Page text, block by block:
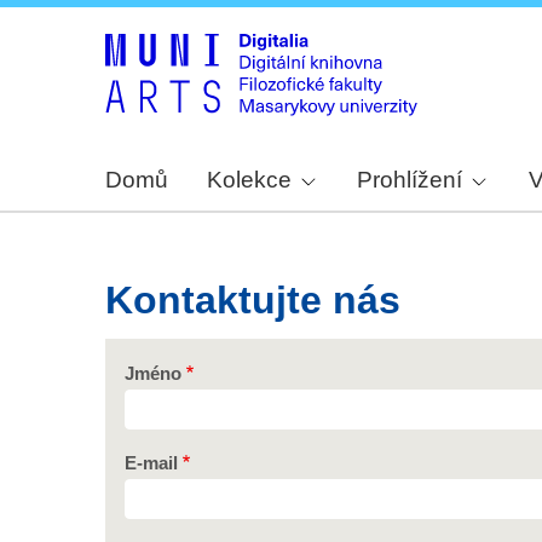
Domů Kolekce Prohlížení
Kontaktujte nás
Jméno
E-mail